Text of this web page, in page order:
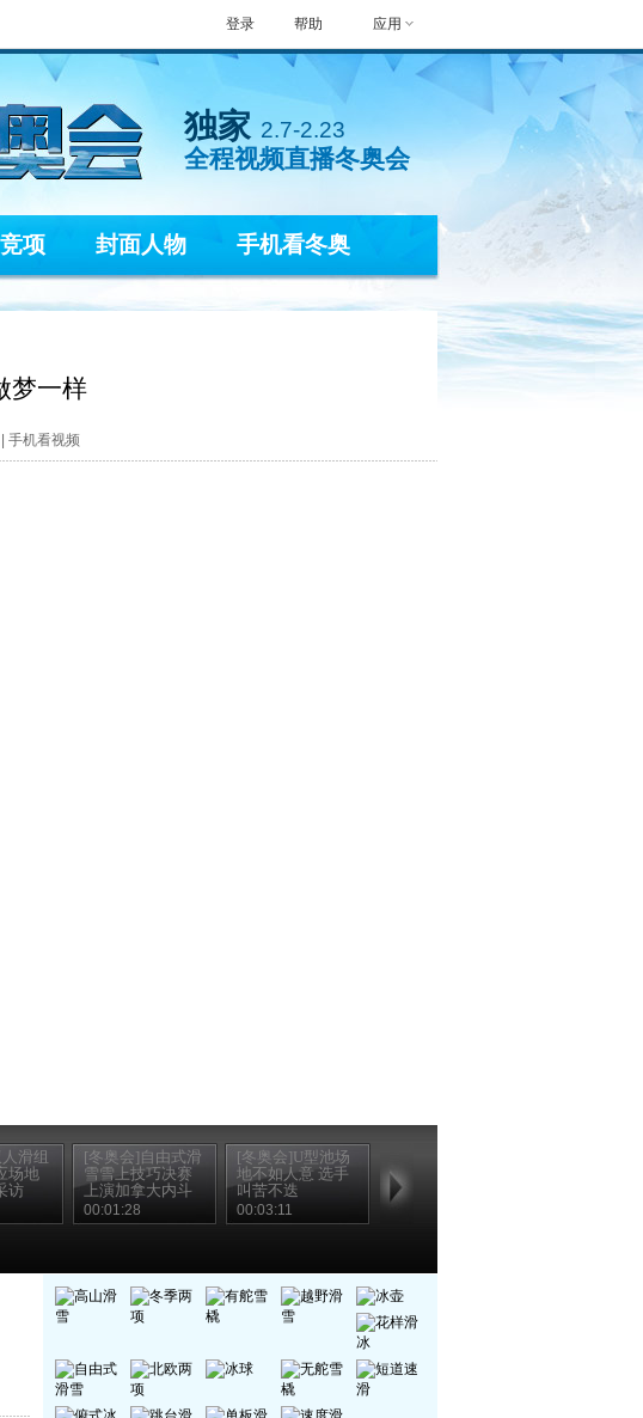
帮助 应用
登录
独家 2.7-2.23
全程视频直播冬奥会
竞项 封面人物 手机看冬奥
梦一样
手机看视频
滑组
场地
访
[冬奥会]自由式滑
雪雪上技巧决赛
上演加拿大内斗
00:01:28
[冬奥会]U型池场
地不如人意 选手
叫苦不迭
00:03:11